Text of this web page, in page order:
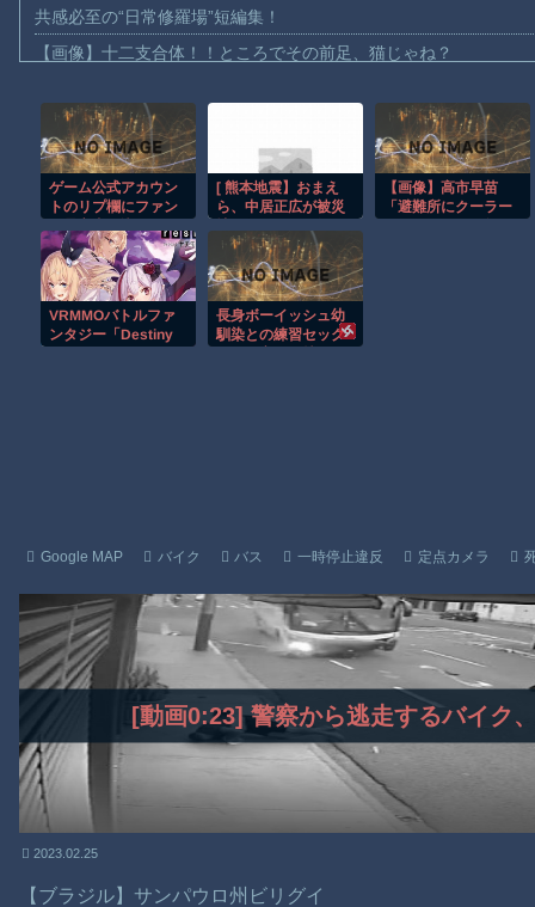
共感必至の“日常修羅場”短編集！
【画像】十二支合体！！ところでその前足、猫じゃね？
【動画】逃げる判断はやっ！埼玉でスマホ運転のプリウスに当て
【動画】よく助けられたな。岐阜の川で外国人が溺れてしまう事
渡邊渚さん「私がPTSDと診断された当時、世間はまだPTSDと
【朗報】Amazon、汗が飛び散る灼熱の「マンガ毎週末セール（
【動画】高速道路を走行中の車からリアガラスが飛んでくる事故(
子供向け漫画、謎の闇の大会に参加しがち問題
ゲーム公式アカウン
トのリプ欄にファン
の見るとそういうの
やめなよ…てなる な
にか言いたいならお
問い合わせフォーム
があるじゃんって
[ 熊本地震】おまえ
ら、中居正広が被災
とるか？ｗｗｗ
【画像】高市早苗
「避難所にクーラー
VRMMOバトルファ
ンタジー「Destiny
長身ボーイッシュ幼
馴染との練習セック
Google MAP バイク バス 一時停止違反 定点カメラ
[動画0:23] 警察から逃走するバイク
2023.02.25
【ブラジル】サンパウロ州ビリグイ